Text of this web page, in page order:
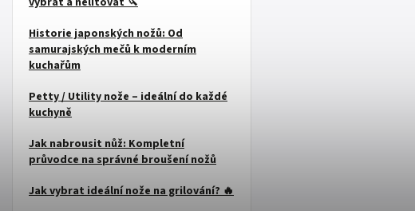
Historie japonských nožů: Od
samurajských mečů k moderním
kuchařům
Petty / Utility nože – ideální do každé
kuchyně
Jak nabrousit nůž: Kompletní
průvodce na správné broušení nožů
Jak vybrat ideální nože na grilování? 🔥